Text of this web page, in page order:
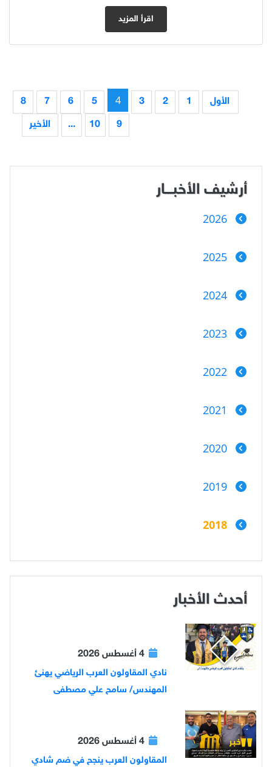
اقرأ المزيد
الأول 1
2
3
4
5
6
7
8
9
10
... الأخير
أرشيف الأخبـــار
2026
2025
2024
2023
2022
2021
2020
2019
2018
أحدث الأخبار
نادي المقاولون العرب الرياضي يهنئ
المهندس/ سامح علي مصطفى
المقاولون العرب ينجح في ضم شادي